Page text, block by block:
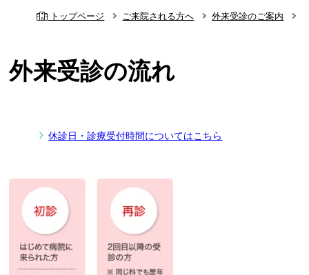
トップページ ご来院される方へ 外来受診のご案内
外来受診の流れ
休診日・診療受付時間についてはこちら